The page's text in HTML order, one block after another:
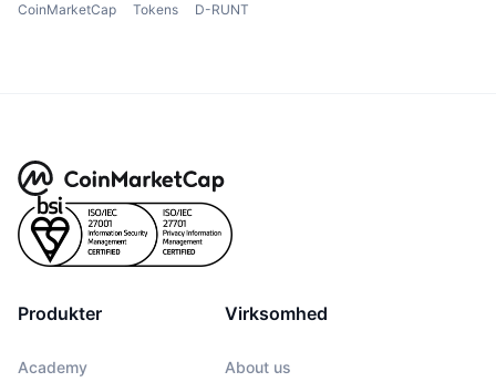
CoinMarketCap Tokens D-RUNT
Produkter
Academy
Virksomhed
About us